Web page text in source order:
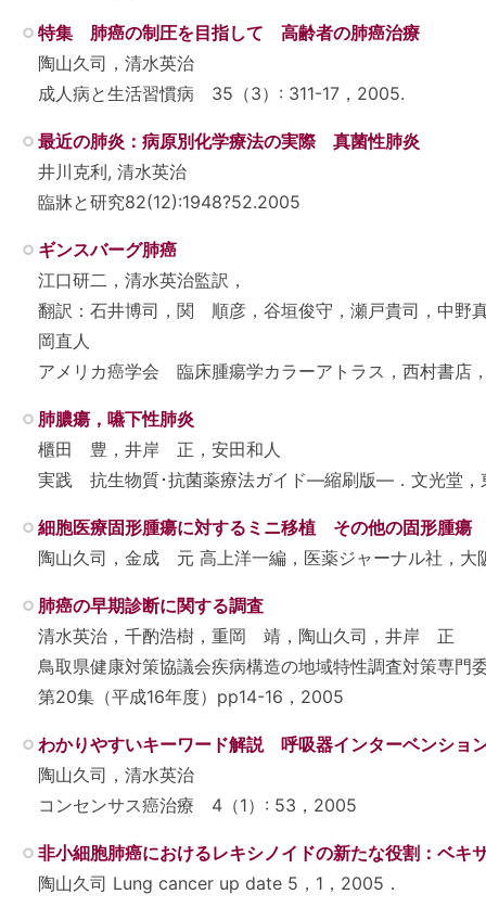
特集 肺癌の制圧を目指して 高齢者の肺癌治療
陶山久司，清水英治
成人病と生活習慣病 35（3）: 311-17，2005.
最近の肺炎：病原別化学療法の実際 真菌性肺炎
井川克利, 清水英治
臨牀と研究82(12):1948?52.2005
ギンスバーグ肺癌
江口研二，清水英治監訳，
翻訳：石井博司，関 順彦，谷垣俊守，瀬戸貴司，中野
岡直人
アメリカ癌学会 臨床腫瘍学カラーアトラス，西村書店
肺膿瘍，嚥下性肺炎
櫃田 豊，井岸 正，安田和人
実践 抗生物質･抗菌薬療法ガイド―縮刷版―．文光堂
細胞医療固形腫瘍に対するミニ移植 その他の固形腫瘍
陶山久司，金成 元 高上洋一編，医薬ジャーナル社，
肺癌の早期診断に関する調査
清水英治，千酌浩樹，重岡 靖，陶山久司，井岸 正
鳥取県健康対策協議会疾病構造の地域特性調査対策専門
第20集（平成16年度）pp14-16，2005
わかりやすいキーワード解説 呼吸器インターベンショ
陶山久司，清水英治
コンセンサス癌治療 4（1）: 53，2005
非小細胞肺癌におけるレキシノイドの新たな役割：ベキ
陶山久司 Lung cancer up date 5，1，2005．